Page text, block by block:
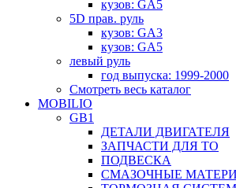
кузов: GA5
5D прав. руль
кузов: GA3
кузов: GA5
левый руль
год выпуска: 1999-2000
Смотреть весь каталог
MOBILIO
GB1
ДЕТАЛИ ДВИГАТЕЛЯ
ЗАПЧАСТИ ДЛЯ ТО
ПОДВЕСКА
СМАЗОЧНЫЕ